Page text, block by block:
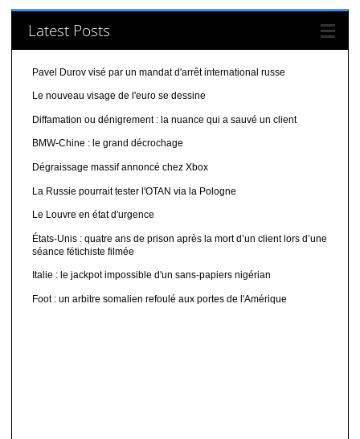
Latest Posts
Pavel Durov visé par un mandat d'arrêt international russe
Le nouveau visage de l'euro se dessine
Diffamation ou dénigrement : la nuance qui a sauvé un client
BMW-Chine : le grand décrochage
Dégraissage massif annoncé chez Xbox
La Russie pourrait tester l'OTAN via la Pologne
Le Louvre en état d'urgence
États-Unis : quatre ans de prison après la mort d’un client lors d’une
séance fétichiste filmée
Italie : le jackpot impossible d'un sans-papiers nigérian
Foot : un arbitre somalien refoulé aux portes de l'Amérique